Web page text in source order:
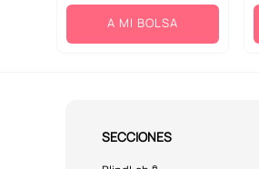
A MI BOLSA
SECCIONES